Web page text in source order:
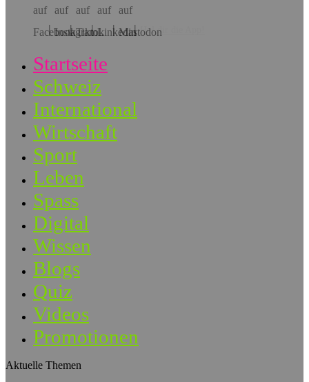
Hol dir die App!
Startseite
Schweiz
International
Wirtschaft
Sport
Leben
Spass
Digital
Wissen
Blogs
Quiz
Videos
Promotionen
Aktuelle Themen